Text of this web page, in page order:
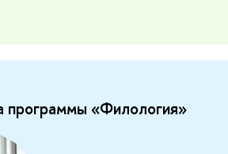
программы «Филология»